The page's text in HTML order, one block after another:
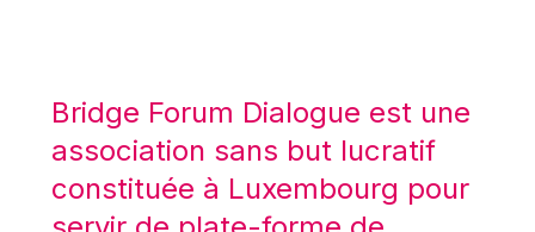
Maroš ŠEFČOVIČ
Martin Bailey
Martine Reicherts
Michael Berry
Bridge Forum Dialogue est une
association sans but lucratif
constituée à Luxembourg pour